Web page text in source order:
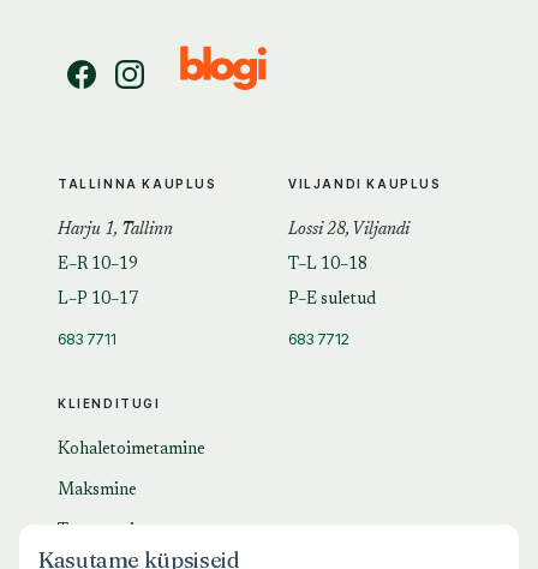
KLIENDITUGI
Kohaletoimetamine
Maksmine
TALLINNA KAUPLUS
Harju 1, Tallinn
E–R 10–19
L–P 10–17
683 7711
VILJANDI KAUPLUS
Lossi 28, Viljandi
T–L 10–18
P–E suletud
683 7712
Kasutame küpsiseid